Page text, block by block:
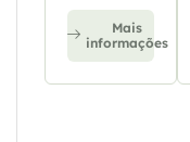
Mais
informações